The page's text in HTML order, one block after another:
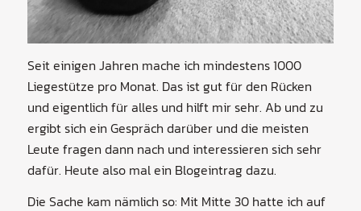
Seit einigen Jahren mache ich mindestens 1000
Liegestütze pro Monat. Das ist gut für den Rücken
und eigentlich für alles und hilft mir sehr. Ab und zu
ergibt sich ein Gespräch darüber und die meisten
Leute fragen dann nach und interessieren sich sehr
dafür. Heute also mal ein Blogeintrag dazu.
Die Sache kam nämlich so: Mit Mitte 30 hatte ich auf